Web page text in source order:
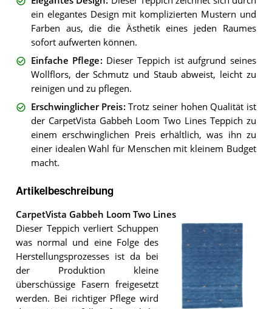
ein elegantes Design mit komplizierten Mustern und
Farben aus, die die Ästhetik eines jeden Raumes
sofort aufwerten können.
Einfache Pflege: Dieser Teppich ist aufgrund seines
Wollflors, der Schmutz und Staub abweist, leicht zu
reinigen und zu pflegen.
Erschwinglicher Preis:Trotz seiner hohen Qualität ist
der CarpetVista Gabbeh Loom Two Lines Teppich zu
einem erschwinglichen Preis erhältlich, was ihn zu
einer idealen Wahl für Menschen mit kleinem Budget
macht.
Artikelbeschreibung
CarpetVista Gabbeh Loom Two Lines
Dieser Teppich verliert Schuppen
was normal und eine Folge des
Herstellungsprozesses ist da bei
der Produktion kleine
überschüssige Fasern freigesetzt
werden. Bei richtiger Pflege wird